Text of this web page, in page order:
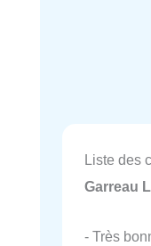
Liste des
Garreau
- Très